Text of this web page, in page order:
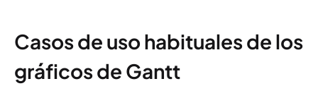
Casos de uso habituales de los
gráficos de Gantt